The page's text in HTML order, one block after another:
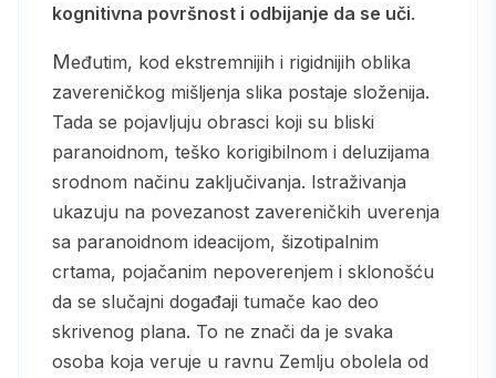
kognitivna površnost i odbijanje da se uči.
Međutim, kod ekstremnijih i rigidnijih oblika
zavereničkog mišljenja slika postaje složenija.
Tada se pojavljuju obrasci koji su bliski
paranoidnom, teško korigibilnom i deluzijama
srodnom načinu zaključivanja. Istraživanja
ukazuju na povezanost zavereničkih uverenja
sa paranoidnom ideacijom, šizotipalnim
crtama, pojačanim nepoverenjem i sklonošću
da se slučajni događaji tumače kao deo
skrivenog plana. To ne znači da je svaka
osoba koja veruje u ravnu Zemlju obolela od